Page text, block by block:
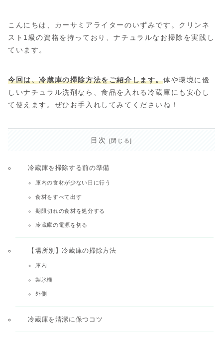
こんにちは、カーサミアライターのいずみです。クリンネ
スト1級の資格を持っており、ナチュラルなお掃除を実践し
ています。
今回は、冷蔵庫の掃除方法をご紹介します。体や環境に優
しいナチュラル洗剤なら、食品を入れる冷蔵庫にも安心し
て使えます。ぜひお手入れしてみてくださいね！
目次
冷蔵庫を掃除する前の準備
庫内の食材が少ない日に行う
食材をすべて出す
期限切れの食材を処分する
冷蔵庫の電源を切る
【場所別】冷蔵庫の掃除方法
庫内
製氷機
外側
冷蔵庫を清潔に保つコツ